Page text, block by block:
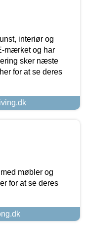
interiør og
mærket og har
sker næste
for at se deres
møbler og
for at se deres